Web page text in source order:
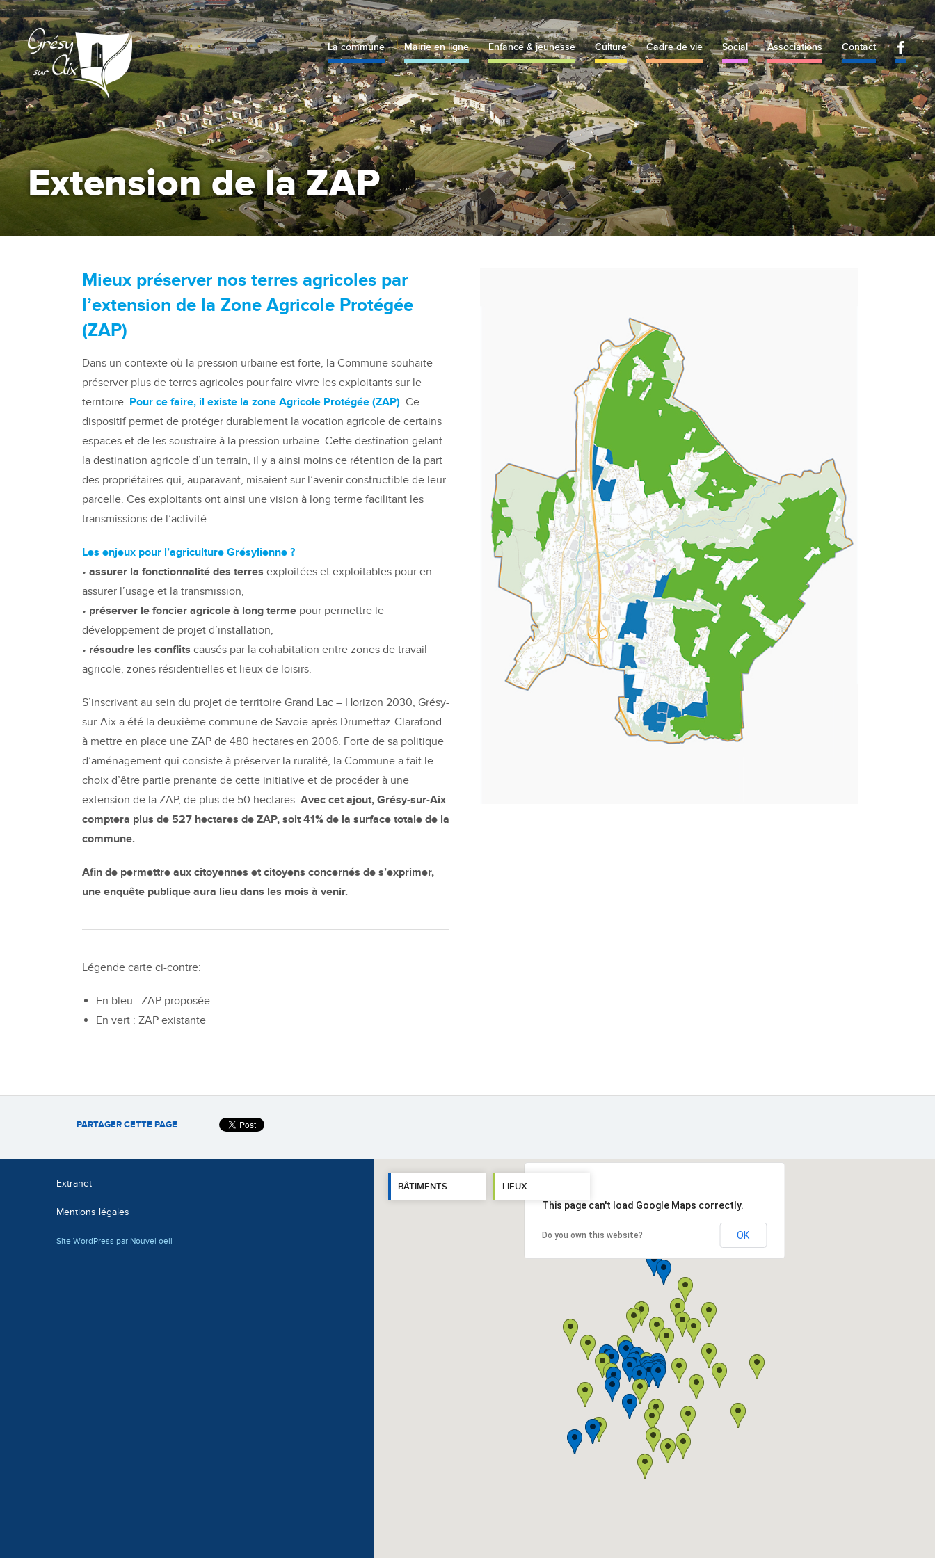
La commune Mairie en ligne Enfance & jeunesse Culture Cadre de vie Social Associations Contact
Extension de la ZAP
Mieux préserver nos terres agricoles par
l’extension de la Zone Agricole Protégée
(ZAP)
Dans un contexte où la pression urbaine est forte, la Commune souhaite
préserver plus de terres agricoles pour faire vivre les exploitants sur le
territoire. Pour ce faire, il existe la zone Agricole Protégée (ZAP). Ce
dispositif permet de protéger durablement la vocation agricole de certains
espaces et de les soustraire à la pression urbaine. Cette destination gelant
la destination agricole d’un terrain, il y a ainsi moins ce rétention de la part
des propriétaires qui, auparavant, misaient sur l’avenir constructible de leur
parcelle. Ces exploitants ont ainsi une vision à long terme facilitant les
transmissions de l’activité.
Les enjeux pour l’agriculture Grésylienne ?
• assurer la fonctionnalité des terres exploitées et exploitables pour en
assurer l’usage et la transmission,
• préserver le foncier agricole à long termepour permettre le
développement de projet d’installation,
• résoudre les conflits causés par la cohabitation entre zones de travail
agricole, zones résidentielles et lieux de loisirs.
S’inscrivant au sein du projet de territoire Grand Lac – Horizon 2030, Grésy-
sur-Aix a été la deuxième commune de Savoie après Drumettaz-Clarafond
à mettre en place une ZAP de 480 hectares en 2006. Forte de sa politique
d’aménagement qui consiste à préserver la ruralité, la Commune a fait le
choix d’être partie prenante de cette initiative et de procéder à une
extension de la ZAP, de plus de 50 hectares. Avec cet ajout, Grésy-sur-Aix
comptera plus de 527 hectares de ZAP, soit 41% de la surface totale de la
commune.
Afin de permettre aux citoyennes et citoyens concernés de s’exprimer,
une enquête publique aura lieu dans les mois à venir.
Légende carte ci-contre:
En bleu : ZAP proposée
En vert : ZAP existante
PARTAGER CETTE PAGE
Extranet
Mentions légales
Site WordPress par Nouvel oeil
BÂTIMENTS
LIEUX
This page can't load Google Maps correctly.
Do you own this website? OK